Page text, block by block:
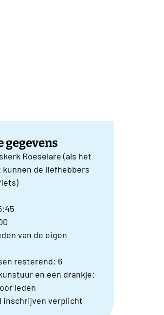
gegevens
Roeselare (als het
de liefhebbers
van de eigen
resterend: 6
en een drankje:
leden
inschrijven verplicht